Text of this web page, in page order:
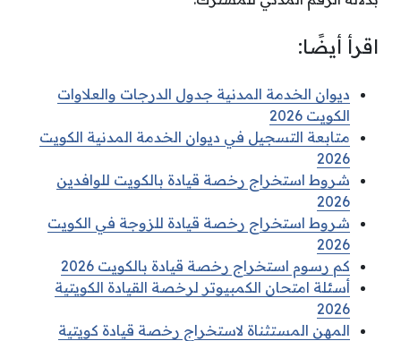
اقرأ أيضًا:
ديوان الخدمة المدنية جدول الدرجات والعلاوات
الكويت 2026
متابعة التسجيل في ديوان الخدمة المدنية الكويت
2026
شروط استخراج رخصة قيادة بالكويت للوافدين
2026
شروط استخراج رخصة قيادة للزوجة في الكويت
2026
كم رسوم استخراج رخصة قيادة بالكويت 2026
أسئلة امتحان الكمبيوتر لرخصة القيادة الكويتية
2026
المهن المستثناة لاستخراج رخصة قيادة كويتية